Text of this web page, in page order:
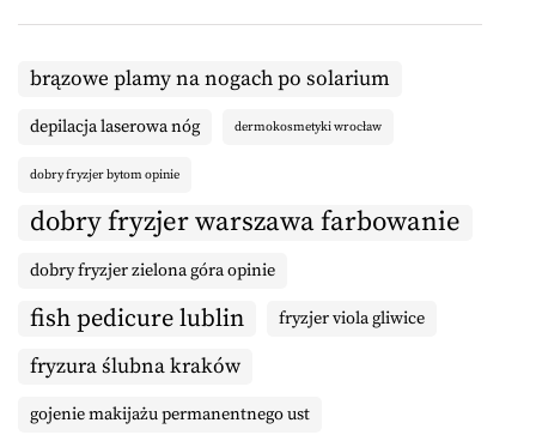
brązowe plamy na nogach po solarium
depilacja laserowa nóg dermokosmetyki wrocław
dobry fryzjer bytom opinie
dobry fryzjer warszawa farbowanie
dobry fryzjer zielona góra opinie
fish pedicure lublin fryzjer viola gliwice
fryzura ślubna kraków
gojenie makijażu permanentnego ust